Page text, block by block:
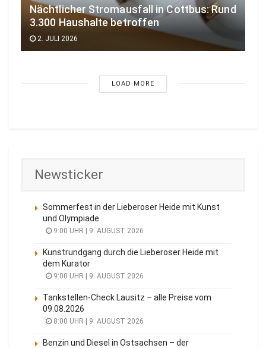
Nächtlicher Stromausfall in Cottbus: Rund
3.300 Haushalte betroffen
2. JULI 2026
LOAD MORE
Newsticker
Sommerfest in der Lieberoser Heide mit Kunst
und Olympiade
9:00 UHR | 9. AUGUST 2026
Kunstrundgang durch die Lieberoser Heide mit
dem Kurator
9:00 UHR | 9. AUGUST 2026
Tankstellen-Check Lausitz – alle Preise vom
09.08.2026
8:00 UHR | 9. AUGUST 2026
Benzin und Diesel in Ostsachsen – der